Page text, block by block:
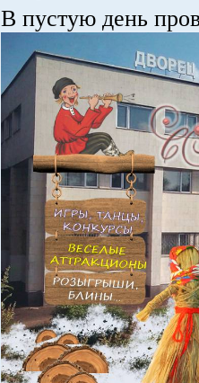
В пустую день